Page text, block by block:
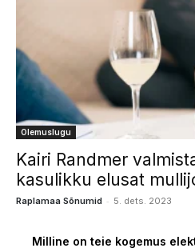
Olemuslugu
Kairi Randmer
kasulikku elusat
Raplamaa Sõnumid - 5. dets. 2023
Milline on teie kogemus